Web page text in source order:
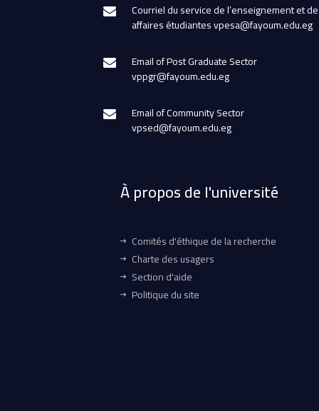
Courriel du service de l’enseignement et
affaires étudiantes vpesa@fayoum.edu.eg
Email of Post Graduate Sector
vppgr@fayoum.edu.eg
Email of Community Sector
vpsed@fayoum.edu.eg
À propos de l'université
Comités d'éthique de la recherche
Charte des usagers
Section d'aide
Politique du site